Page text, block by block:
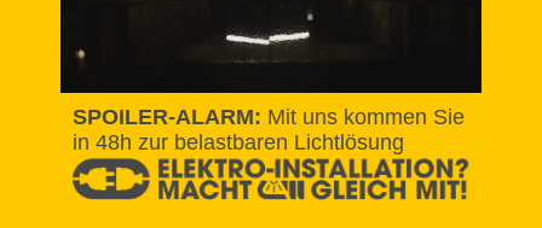
SPOILER-ALARM: Mit uns kommen Sie
in 48h zur belastbaren Lichtlösung